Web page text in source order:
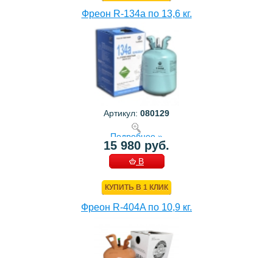
Фреон R-134a по 13,6 кг.
Артикул: 080129
Подробнее »
15 980 руб.
В
КУПИТЬ В 1 КЛИК
Фреон R-404A по 10,9 кг.